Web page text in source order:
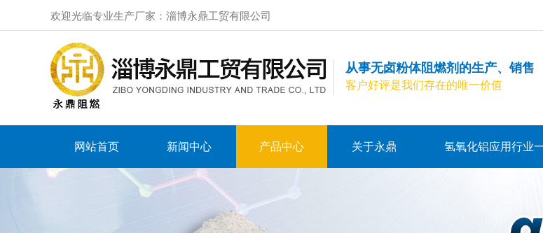
欢迎光临专业生产厂家：淄博永鼎工贸有限公司
从事无卤粉体阻燃剂的生产、销售
客户好评是我们存在的唯一价值
网站首页 新闻中心 产品中心 关于永鼎 氢氧化铝应用行业